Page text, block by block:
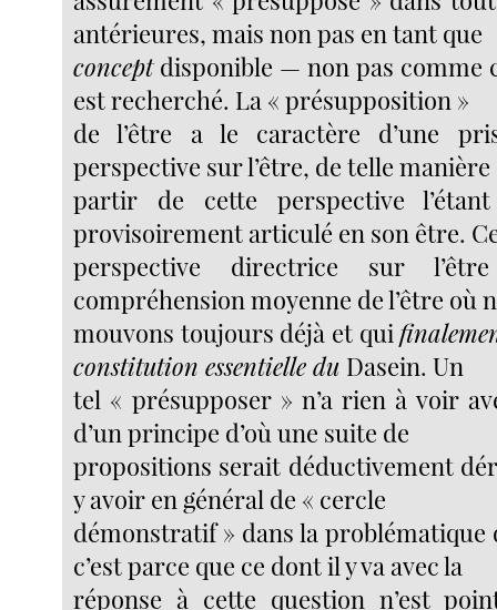
antérieures, mais non pas en tant que
conceptdisponible — non pas comme
est recherché. La « présupposition »
de l’être a le caractère d’une
perspective sur l’être, de telle manière
partir de cette perspective
provisoirement articulé en son être.
perspective directrice sur
compréhension moyenne de l’être où
mouvons toujours déjà et qui
constitution essentielle du Dasein. Un
tel « présupposer » n’a rien à voir
d’un principe d’où une suite de
propositions serait déductivement
y avoir en général de « cercle
démonstratif » dans la problématique
c’est parce que ce dont il y va avec la
réponse à cette question n’est